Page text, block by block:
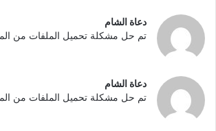
دعاة الشام
تم حل مشكلة تحميل الملفات من
دعاة الشام
تم حل مشكلة تحميل الملفات من